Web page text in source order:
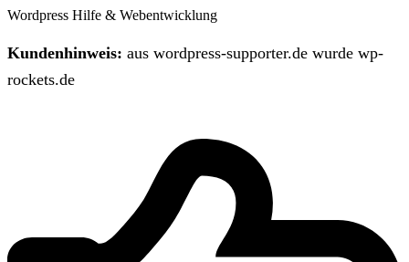
Wordpress Hilfe & Webentwicklung
Kundenhinweis: aus wordpress-supporter.de wurde wp-
rockets.de